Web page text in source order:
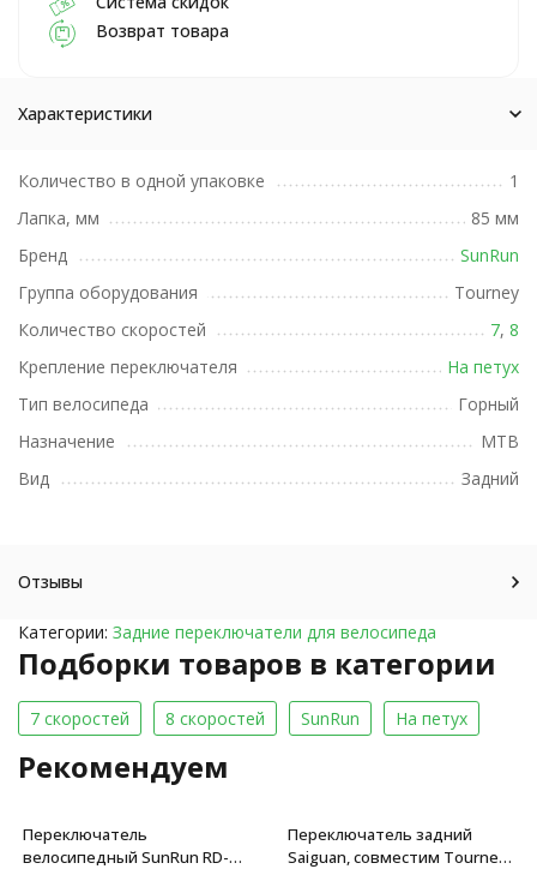
Возврат товара
Характеристики
Количество в одной упаковке
1
Лапка, мм
85 мм
Бренд
SunRun
Группа оборудования
Tourney
Количество скоростей
7, 8
Крепление переключателя
На петух
Тип велосипеда
Горный
Назначение
MTB
Вид
Задний
Отзывы
Категории: Задние переключатели для велосипеда
Подборки товаров в категории
7 скоростей 8 скоростей SunRun На петух
Рекомендуем
Переключатель
велосипедный SunRun RD-
Переключатель задний
Saiguan, совместим Tоurney